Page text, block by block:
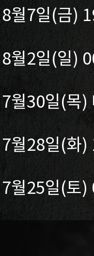
8월7일(금)
8월2일(일)
7월30일(목)
7월28일(화
7월25일(토